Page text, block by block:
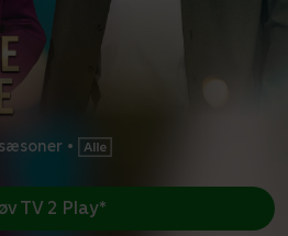
•
TV 2 Play*